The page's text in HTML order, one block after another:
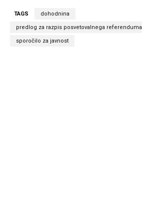
TAGS dohodnina
predlog za razpis posvetovalnega referenduma
sporočilo za javnost